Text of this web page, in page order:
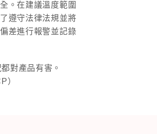
。在建議溫度範圍
遵守法律法規並將
差進行報警並記錄
對產品有害。
）